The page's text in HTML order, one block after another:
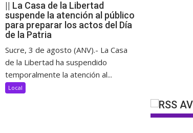
|| La Casa de la Libertad
suspende la atención al público
para preparar los actos del Día
de la Patria
Sucre, 3 de agosto (ANV).- La Casa
de la Libertad ha suspendido
temporalmente la atención al...
Local